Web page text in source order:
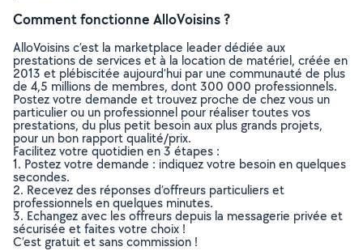
Comment fonctionne AlloVoisins ?
AlloVoisins c’est la marketplace leader dédiée aux
prestations de services et à la location de matériel, créée en
2013 et plébiscitée aujourd’hui par une communauté de plus
de 4,5 millions de membres, dont 300 000 professionnels.
Postez votre demande et trouvez proche de chez vous un
particulier ou un professionnel pour réaliser toutes vos
prestations, du plus petit besoin aux plus grands projets,
pour un bon rapport qualité/prix.
Facilitez votre quotidien en 3 étapes :
1. Postez votre demande : indiquez votre besoin en quelques
secondes.
2. Recevez des réponses d’offreurs particuliers et
professionnels en quelques minutes.
3. Echangez avec les offreurs depuis la messagerie privée et
sécurisée et faites votre choix !
C’est gratuit et sans commission !